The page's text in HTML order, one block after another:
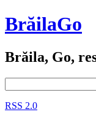
BrăilaGo
Brăila, Go,
RSS 2.0